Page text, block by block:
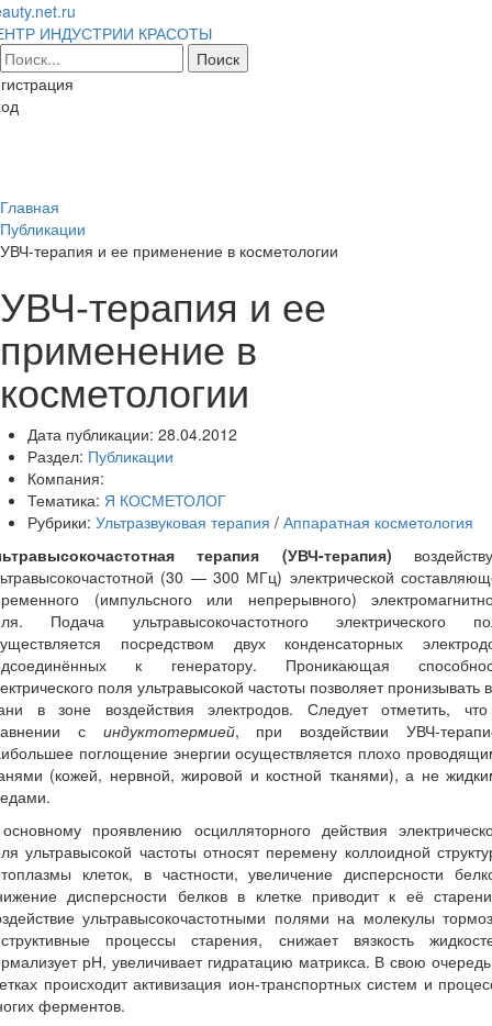
ИНДУСТРИИ КРАСОТЫ
Главная
Публикации
УВЧ-терапия и ее применение в косметологии
УВЧ-терапия и ее
применение в
косметологии
Дата публикации: 28.04.2012
Раздел: Публикации
Компания:
Тематика: Я КОСМЕТОЛОГ
Рубрики: Ультразвуковая терапия / Аппаратная косметология
терапия (УВЧ-терапия)
(30 — 300 МГц) электрической
(импульсного или непрерывного)
Подача ультравысокочастотного электрического
посредством двух конденсаторных
к генератору. Проникающая
поля ультравысокой частоты позволяет пронизывать
в зоне воздействия электродов. Следует отметить,
с индуктотермией, при воздействии УВЧ-
поглощение энергии осуществляется плохо
(кожей, нервной, жировой и костной тканями), а не
проявлению осцилляторного действия
ультравысокой частоты относят перемену коллоидной
клеток, в частности, увеличение дисперсности
дисперсности белков в клетке приводит к её
ультравысокочастотными полями на молекулы
процессы старения, снижает вязкость
рН, увеличивает гидратацию матрикса. В свою
происходит активизация ион-транспортных систем и
ферментов.